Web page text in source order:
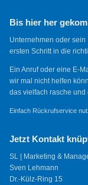
Bis hier her
Unternehmen oder
ersten Schritt in die
Ein Anruf oder eine E-
wir mal nicht helfen
das vielfach rasche
Einfach Rückrufservice
Jetzt Kontakt
SL | Marketing &
Sven Lehmann
Dr.-Külz-Ring 15